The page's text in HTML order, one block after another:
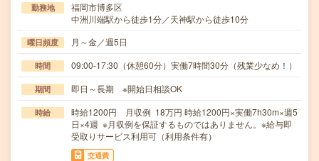
勤務地
福岡市博多区
中洲川端駅から徒歩1分／天神駅から徒歩10分
曜日頻度 月～金／週5日
時間 09:00-17:30（休憩60分）実働7時間30分（残業少なめ！）
期間 即日～長期 ※開始日相談OK
時給
時給1200円 月収例 18万円 時給1200円×実働7h30m×週5
日×4週 ※月収例を保証するものではありません。※給与即
受取りサービス利用可（利用条件有）
交通費